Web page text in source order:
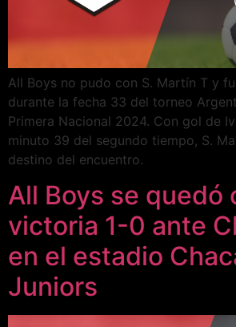
All Boys no pudo con S. Martín T y
durante la fecha 33 del torneo
Primera Nacional 2024. Con gol de
minuto 39 del segundo tiempo, S.
destino del encuentro.
All Boys se quedó
victoria 1-0 ante
en el estadio
Juniors